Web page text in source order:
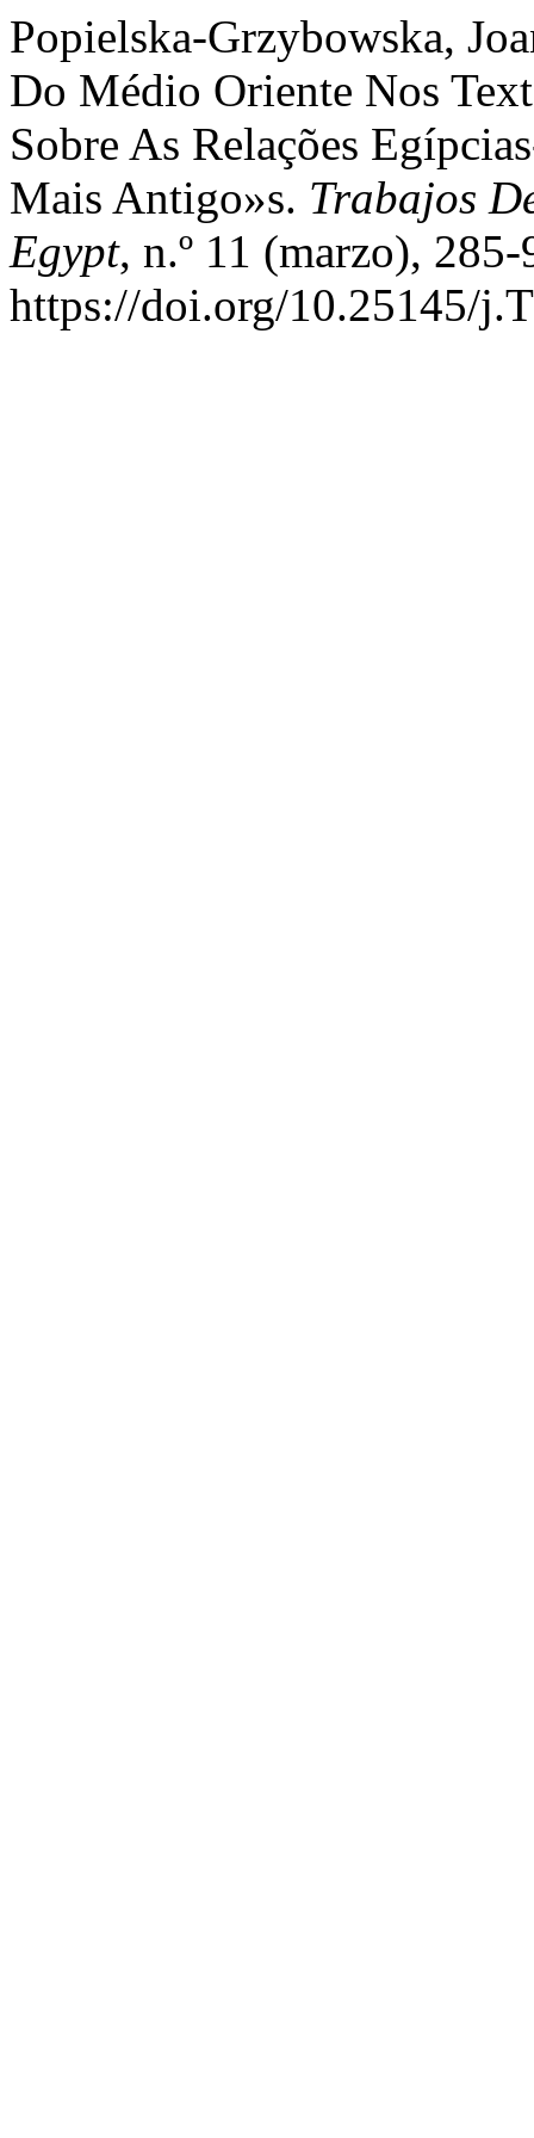
Popielska-Grzybowska,
Do Médio Oriente Nos
Sobre As Relações
Mais Antigo»s. Trabajos
Egypt, n.º 11 (marzo), 285-
https://doi.org/10.25145/